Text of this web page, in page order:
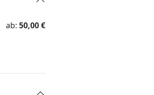
ab: 50,00 €